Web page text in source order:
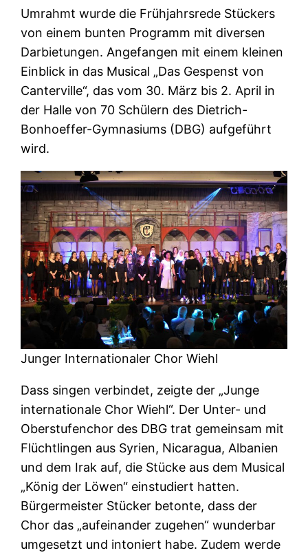
Umrahmt wurde die Frühjahrsrede Stückers
von einem bunten Programm mit diversen
Darbietungen. Angefangen mit einem kleinen
Einblick in das Musical „Das Gespenst von
Canterville“, das vom 30. März bis 2. April in
der Halle von 70 Schülern des Dietrich-
Bonhoeffer-Gymnasiums (DBG) aufgeführt
wird.
Junger Internationaler Chor Wiehl
Dass singen verbindet, zeigte der „Junge
internationale Chor Wiehl“. Der Unter- und
Oberstufenchor des DBG trat gemeinsam mit
Flüchtlingen aus Syrien, Nicaragua, Albanien
und dem Irak auf, die Stücke aus dem Musical
„König der Löwen“ einstudiert hatten.
Bürgermeister Stücker betonte, dass der
Chor das „aufeinander zugehen“ wunderbar
umgesetzt und intoniert habe. Zudem werde